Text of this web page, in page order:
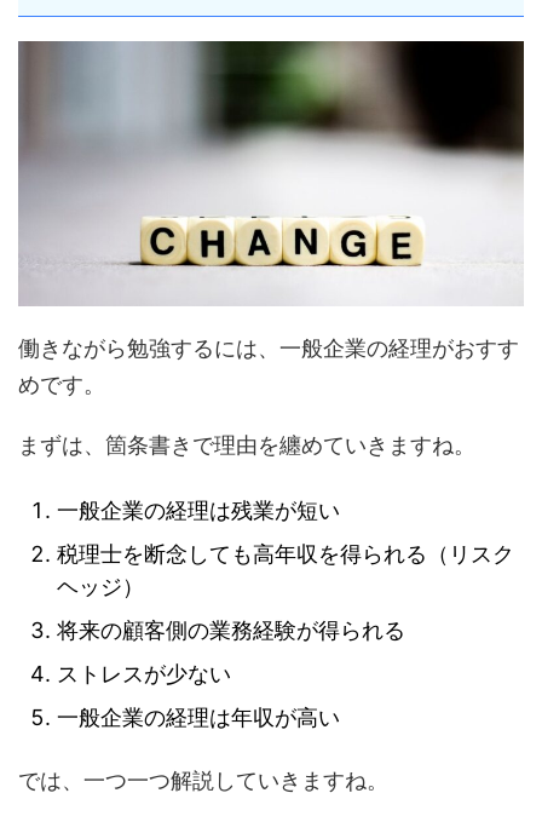
働きながら勉強するには、一般企業の経理がおすす
めです。
まずは、箇条書きで理由を纏めていきますね。
一般企業の経理は残業が短い
税理士を断念しても高年収を得られる（リスク
ヘッジ）
将来の顧客側の業務経験が得られる
ストレスが少ない
一般企業の経理は年収が高い
では、一つ一つ解説していきますね。